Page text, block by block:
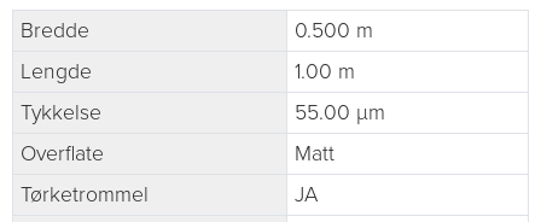
Bredde
0.500 m
Lengde
1.00 m
Tykkelse
55.00 µm
Overflate
Matt
Tørketrommel
JA